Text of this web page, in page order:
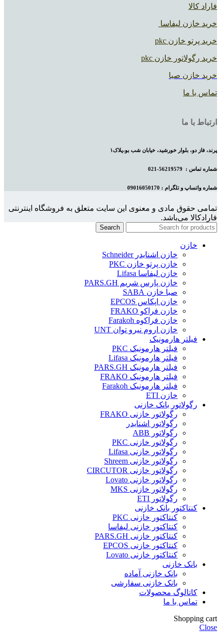
فاراد کالا
خرید خازن لیفاسا
خرید پرتو خازن pkc
خرید رگولاتور خازن pkc
خرید خازن صبا
تماس با ما
ارتباط با ما
پرند، فاز دو، بلوار خورشید، خیابان شب بو،پلاک۱
شماره تماس : 56219579-021
شماره واتساپ و تلگرام : 09016050170
تمامی حقوق مادی و معنوی این سایت متعلق به فروشگاه اینترنتی
فارادکالا می‌باشد.
Search
خازن
خازن اشنایدر Schneider
خازن پرتو خازن PKC
خازن لیفاسا Lifasa
خازن پارس شریم PARS.GH
صبا خازن SABA
خازن اپکاس EPCOS
خازن فراکو FRAKO
خازن فراکوه Farakoh
خازن اروم نیرو توان UNT
فیلتر هارمونیک
فیلتر هارمونیک PKC
فیلتر هارمونیک Lifasa
فیلتر هارمونیک PARS.GH
فیلتر هارمونیک FRAKO
فیلتر هارمونیک Farakoh
خازن ETI
رگولاتور بانک خازنی
رگولاتور خازنی FRAKO
رگولاتور اشنایدر
رگولاتور ABB
رگولاتور خازنی PKC
رگولاتور خازنی Lifasa
رگولاتور خازنی Shreem
رگولاتور خازنی CIRCUTOR
رگولاتور خازنی Lovato
رگولاتور خازنی MKS
رگولاتور ETI
کنتاکتور بانک خازنی
کنتاکتور خازنی PKC
کنتاکتور خازنی لیفاسا
کنتاکتور خازنی PARS.GH
کنتاکتور خازنی EPCOS
کنتاکتور خازنی Lovato
بانک خازنی
بانک خازنی آماده
بانک خازنی سفارشی
کاتالوگ محصولات
تماس با ما
Shopping cart
Close